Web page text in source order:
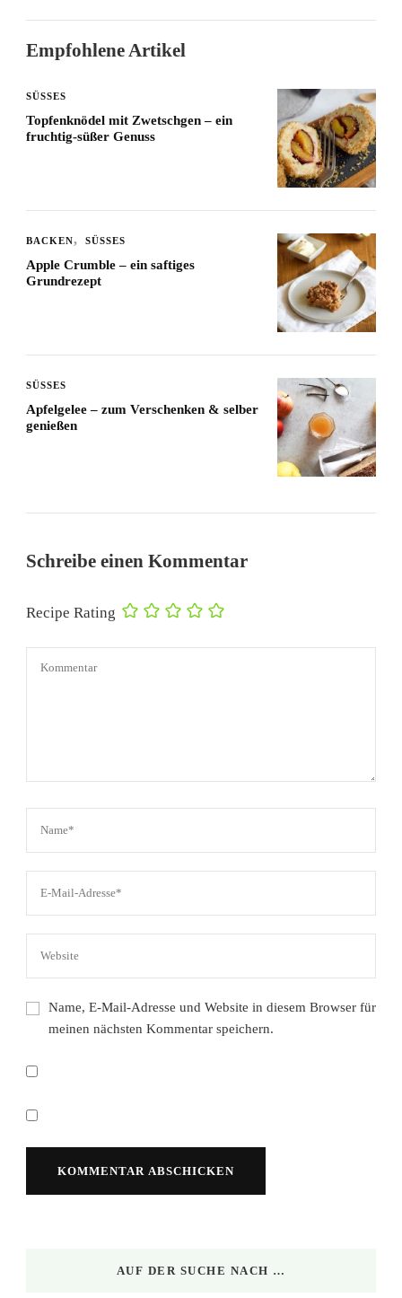
Empfohlene Artikel
SÜSSES
Topfenknödel mit Zwetschgen – ein
fruchtig-süßer Genuss
BACKEN SÜSSES
Apple Crumble – ein saftiges
Grundrezept
SÜSSES
Apfelgelee – zum Verschenken & selber
genießen
Schreibe einen Kommentar
Recipe Rating
Name, E-Mail-Adresse und Website in diesem Browser für
meinen nächsten Kommentar speichern.
AUF DER SUCHE NACH …